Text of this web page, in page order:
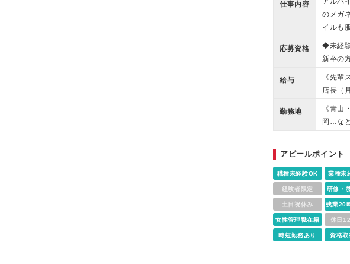
仕事内容
のメガ
イルも
ぼなし
応募資格
◆未経
新卒の
数が女
に挑戦
が好き
感な
給与
《先
店長（
30万
センテ
29万円
ャレン
┗販売
1円（
と月5
円支給
は固
ます ※
勤務地
《青山
岡…な
オーマ
店 オ
宿東口
吉祥寺
六本木
N
オーマ
アピールポイント
職種未経験OK 業種未
経験者限定 研修・
土日祝休み 残業20
女性管理職在籍 休日
時短勤務あり 資格取